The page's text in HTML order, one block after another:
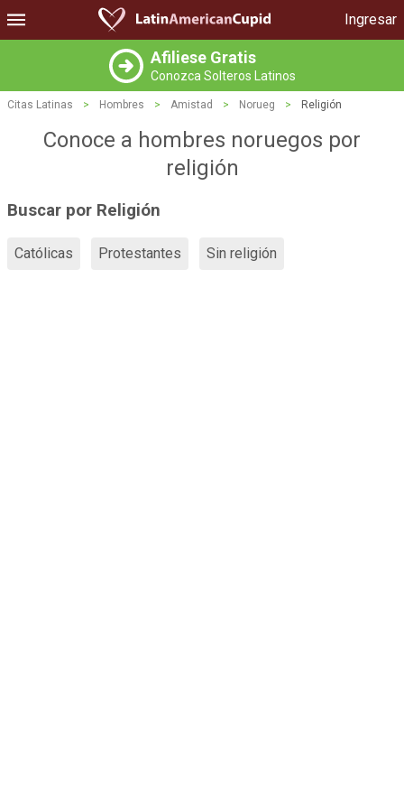
Ingresar
Afiliese Gratis
Conozca Solteros Latinos
Citas Latinas > Hombres > Amistad > Norueg > Religión
Conoce a hombres noruegos por
religión
Buscar por Religión
Católicas Protestantes Sin religión